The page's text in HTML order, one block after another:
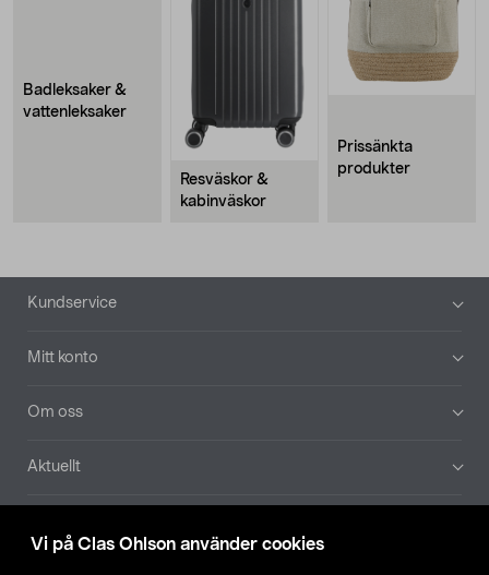
Vi på Clas Ohlson använder cookies
Badleksaker &
vattenleksaker
Resväskor &
kabinväskor
Prissänkta
produkter
Sidfot
Kundservice
Mitt konto
Om oss
Aktuellt